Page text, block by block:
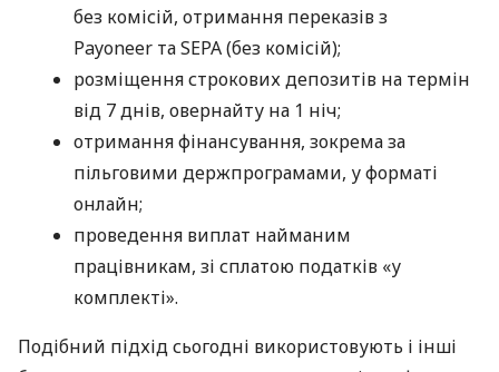
без комісій, отримання переказів з
Payoneer та SEPA (без комісій);
розміщення строкових депозитів на термін
від 7 днів, овернайту на 1 ніч;
отримання фінансування, зокрема за
пільговими держпрограмами, у форматі
онлайн;
проведення виплат найманим
працівникам, зі сплатою податків «у
комплекті».
Подібний підхід сьогодні використовують і інші